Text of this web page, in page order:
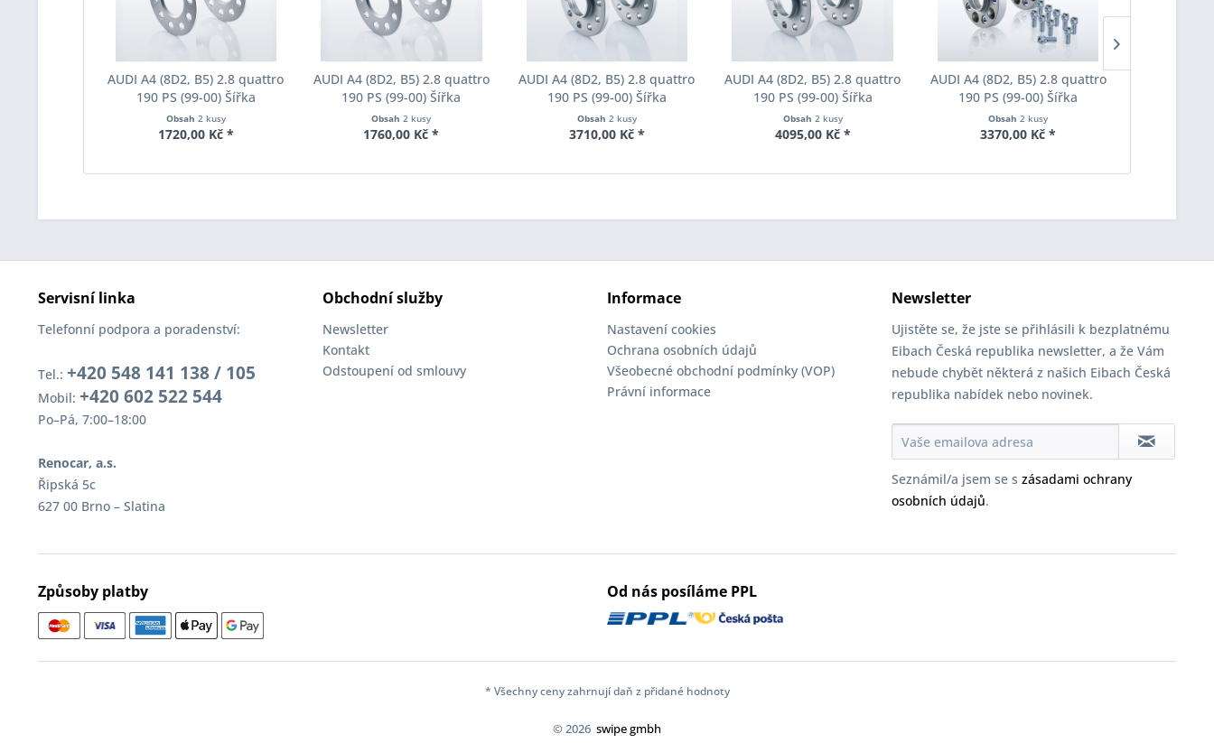
AUDI A4 (8D2, B5) 2.8 quattro
190 PS (99-00) Šířka
rozchodu Eibach Pro-Spacer
S90-1-05-006 System1
Obsah 2 kusy
1720,00 Kč *
AUDI A4 (8D2, B5) 2.8 quattro
190 PS (99-00) Šířka
rozchodu Eibach Pro-Spacer
S90-1-08-001 System1
Obsah2 kusy
1760,00 Kč *
AUDI A4 (8D2, B5) 2.8 quattro
190 PS (99-00) Šířka
rozchodu Eibach Pro-Spacer
S90-2-15-005 System2
Obsah 2 kusy
3710,00 Kč *
AUDI A4 (8D2, B5) 2.8 quattro
190 PS (99-00) Šířka
rozchodu Eibach Pro-Spacer
S90-2-20-004 System2
Obsah 2 kusy
4095,00 Kč *
AUDI A4 (8D2, B5) 2.8 quattro
190 PS (99-00) Šířka
rozchodu Eibach Pro-Spacer
S90-7-25-005 System7
Obsah2 kusy
3370,00 Kč *
Servisní linka
Telefonní podpora a poradenství:
Tel.: +420 548 141 138 / 105
Mobil: +420 602 522 544
Po–Pá, 7:00–18:00
Renocar, a.s.
Řipská 5c
627 00 Brno – Slatina
Obchodní služby
Newsletter
Kontakt
Odstoupení od smlouvy
Informace
Nastavení cookies
Ochrana osobních údajů
Všeobecné obchodní podmínky (VOP)
Právní informace
Newsletter
Ujistěte se, že jste se přihlásili k bezplatnému
Eibach Česká republika newsletter, a že Vám
nebude chybět některá z našich Eibach Česká
republika nabídek nebo novinek.
Seznámil/a jsem se s zásadami ochrany
osobních údajů.
Způsoby platby Od nás posíláme PPL
* Všechny ceny zahrnují daň z přidané hodnoty
© 2026 swipe gmbh